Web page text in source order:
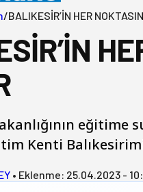
/BALIKESİR’İN HER
Kenti
• Eklenme: 25.04.2023 -